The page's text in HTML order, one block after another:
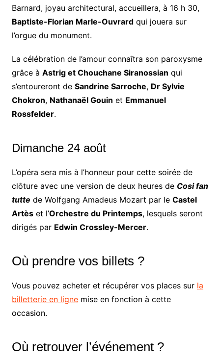
Barnard, joyau architectural, accueillera, à 16 h 30,
Baptiste-Florian Marle-Ouvrardqui jouera sur
l’orgue du monument.
La célébration de l’amour connaîtra son paroxysme
grâce à Astrig et Chouchane Siranossian qui
s’entoureront de Sandrine Sarroche, Dr Sylvie
Chokron, Nathanaël Gouin et Emmanuel
Rossfelder.
Dimanche 24 août
L’opéra sera mis à l’honneur pour cette soirée de
clôture avec une version de deux heures de Cosi fan
tutte de Wolfgang Amadeus Mozart par le Castel
Artèset l’Orchestre du Printemps, lesquels seront
dirigés par Edwin Crossley-Mercer.
Où prendre vos billets ?
Vous pouvez acheter et récupérer vos places sur la
billetterie en lignemise en fonction à cette
occasion.
Où retrouver l’événement ?